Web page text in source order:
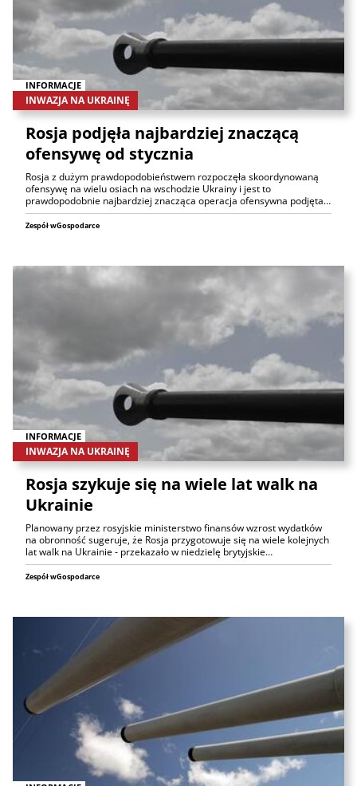
INFORMACJE
INWAZJA NA UKRAINĘ
Rosja podjęła najbardziej znaczącą
ofensywę od stycznia
Rosja z dużym prawdopodobieństwem rozpoczęła skoordynowaną
ofensywę na wielu osiach na wschodzie Ukrainy i jest to
prawdopodobnie najbardziej znacząca operacja ofensywna podjęta…
Zespół wGospodarce
INFORMACJE
INWAZJA NA UKRAINĘ
Rosja szykuje się na wiele lat walk na
Ukrainie
Planowany przez rosyjskie ministerstwo finansów wzrost wydatków
na obronność sugeruje, że Rosja przygotowuje się na wiele kolejnych
lat walk na Ukrainie - przekazało w niedzielę brytyjskie…
Zespół wGospodarce